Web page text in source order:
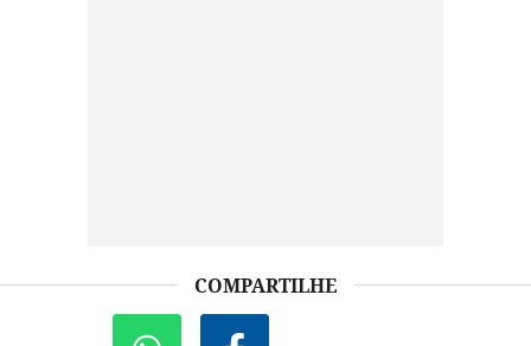
COMPARTILHE